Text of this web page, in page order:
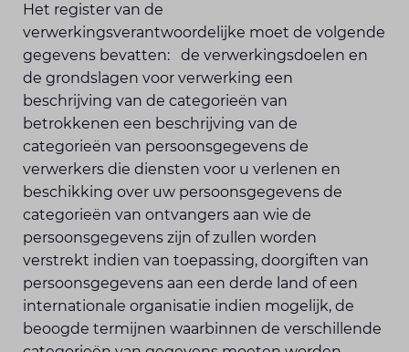
Het register van de
verwerkingsverantwoordelijke moet de volgende
gegevens bevatten: de verwerkingsdoelen en
de grondslagen voor verwerking een
beschrijving van de categorieën van
betrokkenen een beschrijving van de
categorieën van persoonsgegevens de
verwerkers die diensten voor u verlenen en
beschikking over uw persoonsgegevens de
categorieën van ontvangers aan wie de
persoonsgegevens zijn of zullen worden
verstrekt indien van toepassing, doorgiften van
persoonsgegevens aan een derde land of een
internationale organisatie indien mogelijk, de
beoogde termijnen waarbinnen de verschillende